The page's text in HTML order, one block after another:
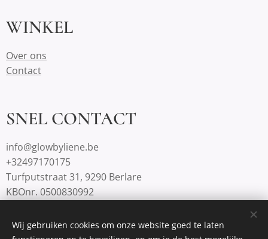
WINKEL
Over ons
Contact
SNEL CONTACT
info@glowbyliene.be
+32497170175
Turfputstraat 31, 9290 Berlare
KBOnr. 0500830992
Wij gebruiken cookies om onze website goed te laten